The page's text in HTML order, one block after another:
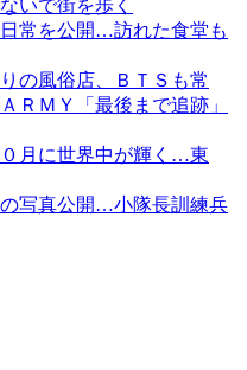
いで街を歩く
常を公開…訪れた食堂も
の風俗店、ＢＴＳも常
ＲＭＹ「最後まで追跡」
月に世界中が輝く…東
写真公開…小隊長訓練兵